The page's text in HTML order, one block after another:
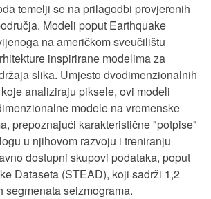
temelji se na prilagodbi provjerenih
Modeli poput Earthquake
na američkom sveučilištu
inspirirane modelima za
slika. Umjesto dvodimenzionalnih
analiziraju piksele, ovi modeli
modele na vremenske
prepoznajući karakteristične "potpise"
u njihovom razvoju i treniranju
dostupni skupovi podataka, poput
Dataseta (STEAD), koji sadrži 1,2
segmenata seizmograma.​